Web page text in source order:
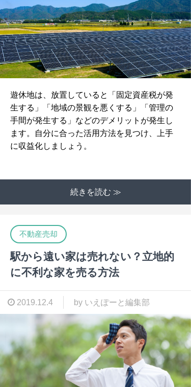
遊休地は、放置していると「固定資産税が発
生する」「地域の景観を悪くする」「管理の
手間が発生する」などのデメリットが発生し
ます。自分に合った活用方法を見つけ、上手
に収益化しましょう。
続きを読む ≫
不動産売却
駅から遠い家は売れない？立地的
に不利な家を売る方法
2019.12.4 by いえぽーと編集部